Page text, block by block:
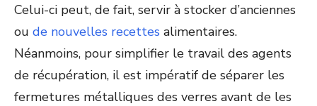
Celui-ci peut, de fait, servir à stocker d’anciennes
ou de nouvelles recettes alimentaires.
Néanmoins, pour simplifier le travail des agents
de récupération, il est impératif de séparer les
fermetures métalliques des verres avant de les